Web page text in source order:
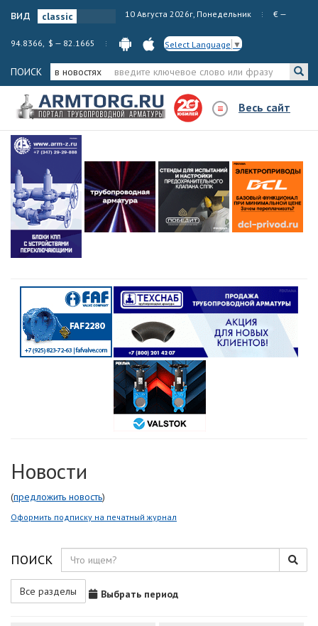
вид 10 Августа 2026г, Понедельник € —
94.8366, $ — 82.1665 Select Language ▼
ПОИСК в новостях
Весь сайт
Новости
(предложить новость)
Оформить подписку на печатный журнал
ПОИСК
Все разделы Выбрать период